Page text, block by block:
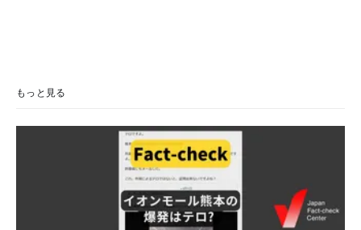
もっと見る